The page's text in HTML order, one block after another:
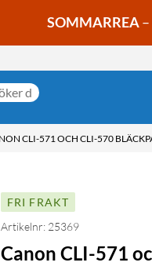
SOMMARREA–
CLI-571 OCH CLI-570
FRI FRAKT
Artikelnr: 25369
Canon CLI-571